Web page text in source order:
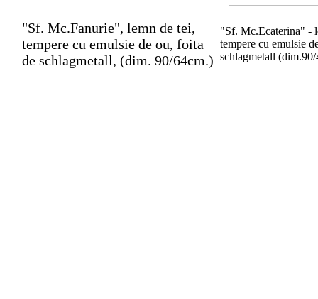
"Sf. Mc.Fanurie", lemn de tei,
tempere cu emulsie de ou, foita
de schlagmetall, (dim. 90/64cm.)
"Sf. Mc.Ecaterina" -
tempere cu emulsie
schlagmetall